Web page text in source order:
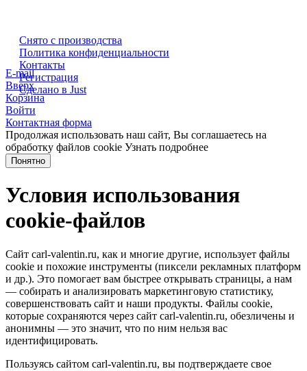
Снято с производства
Политика конфиденциальности
Контакты
Регистрация
Сделано в Just
E-mail
Вверх
Корзина
Войти
Контактная форма
Продолжая использовать наш сайт, Вы соглашаетесь на
обработку файлов cookie Узнать подробнее
Понятно
Условия использования
cookie-файлов
Сайт carl-valentin.ru, как и многие другие, использует файлы
cookie и похожие инструменты (пиксели рекламных платформ
и др.). Это помогает вам быстрее открывать страницы, а нам
— собирать и анализировать маркетинговую статистику,
совершенствовать сайт и наши продукты. Файлы сookie,
которые сохраняются через сайт carl-valentin.ru, обезличены и
анонимны — это значит, что по ним нельзя вас
идентифицировать.
Пользуясь сайтом carl-valentin.ru, вы подтверждаете свое